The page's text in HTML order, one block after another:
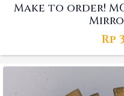
Make to order!
Rp